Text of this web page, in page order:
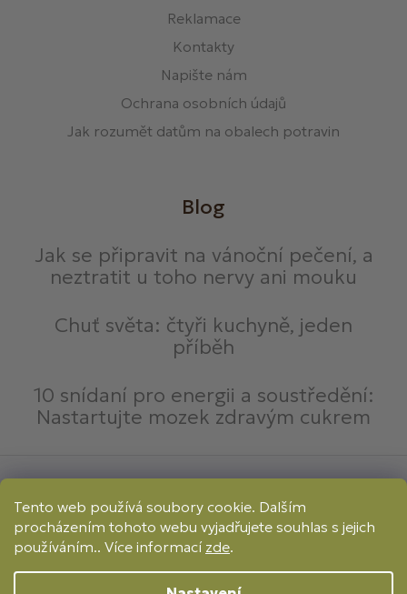
Tento web používá soubory cookie. Dalším
procházením tohoto webu vyjadřujete souhlas s jejich
používáním.. Více informací zde.
Reklamace
Kontakty
Napište nám
Ochrana osobních údajů
Jak rozumět datům na obalech potravin
Blog
Jak se připravit na vánoční pečení, a
neztratit u toho nervy ani mouku
Chuť světa: čtyři kuchyně, jeden
příběh
10 snídaní pro energii a soustředění:
Nastartujte mozek zdravým cukrem
Online Převod Dobírka
Způsoby dopravy: